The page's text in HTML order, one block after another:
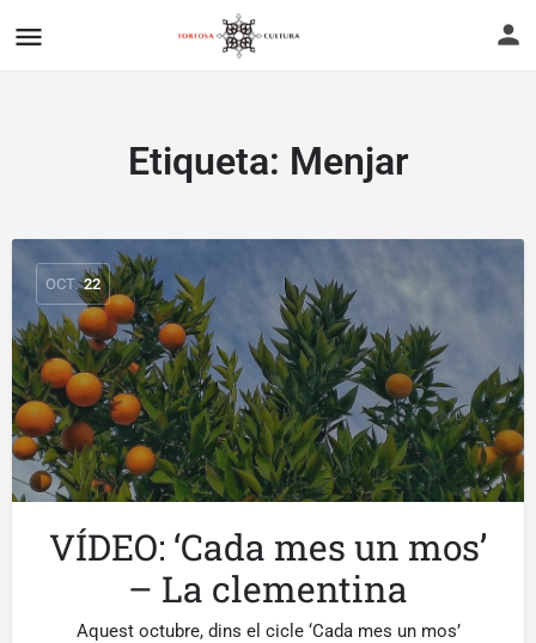
Etiqueta: Menjar
OCT. 22
VÍDEO: ‘Cada mes un mos’
– La clementina
Aquest octubre, dins el cicle ‘Cada mes un mos’